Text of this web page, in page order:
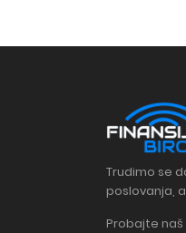
Trudimo se
poslovanja,
Probajte naš